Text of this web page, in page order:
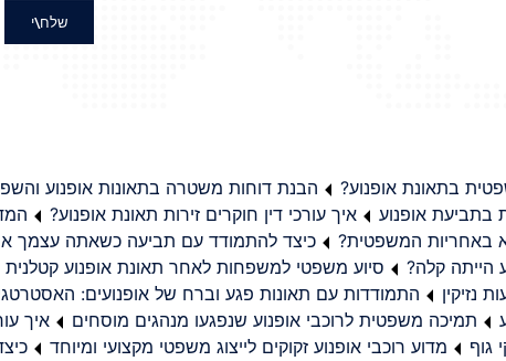
שלח\י
בתאונת אופנוע?
הבנת דוחות משטרה בתאונות אופנוע
בתביעת אופנוע
איך עורכי דין חוקרים זירות תאונת אופנוע?
באחריות המשפטית?
כיצד להתמודד עם תביעה כשאתה עצמך
הייתה קלה?
סיוע משפטי למשפחות לאחר תאונת אופנוע קטלנית
נזיקין
התמודדות עם תאונות פגע וברח של אופנועים:
תמיכה משפטית לרוכבי אופנוע שנפגעו מנהגים מוסחים
איך
גוף
מדוע רוכבי אופנוע זקוקים לייצוג משפטי מקצועי ומיוחד